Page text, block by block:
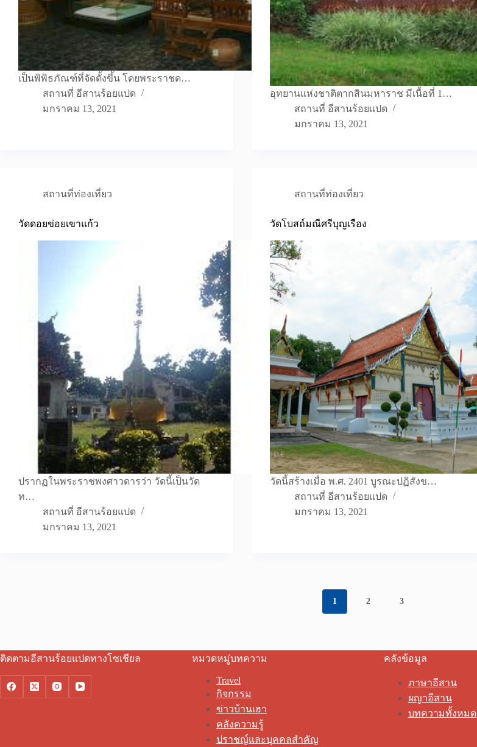
เป็นพิพิธภัณฑ์ที่จัดตั้งขึ้น โดยพระราชด…
สถานที่ อีสานร้อยแปด
มกราคม 13, 2021
อุทยานแห่งชาติตากสินมหาราช มีเนื้อที่ 1…
สถานที่ อีสานร้อยแปด
มกราคม 13, 2021
สถานที่ท่องเที่ยว
วัดดอยข่อยเขาแก้ว
ปรากฏในพระราชพงศาวดารว่า วัดนี้เป็นวัด
ท…
สถานที่ อีสานร้อยแปด
มกราคม 13, 2021
สถานที่ท่องเที่ยว
วัดโบสถ์มณีศรีบุญเรือง
วัดนี้สร้างเมื่อ พ.ศ. 2401 บูรณะปฏิสังข…
สถานที่ อีสานร้อยแปด
มกราคม 13, 2021
1 2 3
ติดตามอีสานร้อยแปดทางโซเชียล หมวดหมู่บทความ
Travel
กิจกรรม
ข่าวบ้านเฮา
คลังความรู้
ปราชญ์และบุคคลสำคัญ
คลังข้อมูล
ภาษาอีสาน
ผญาอีสาน
บทความทั้งหมด